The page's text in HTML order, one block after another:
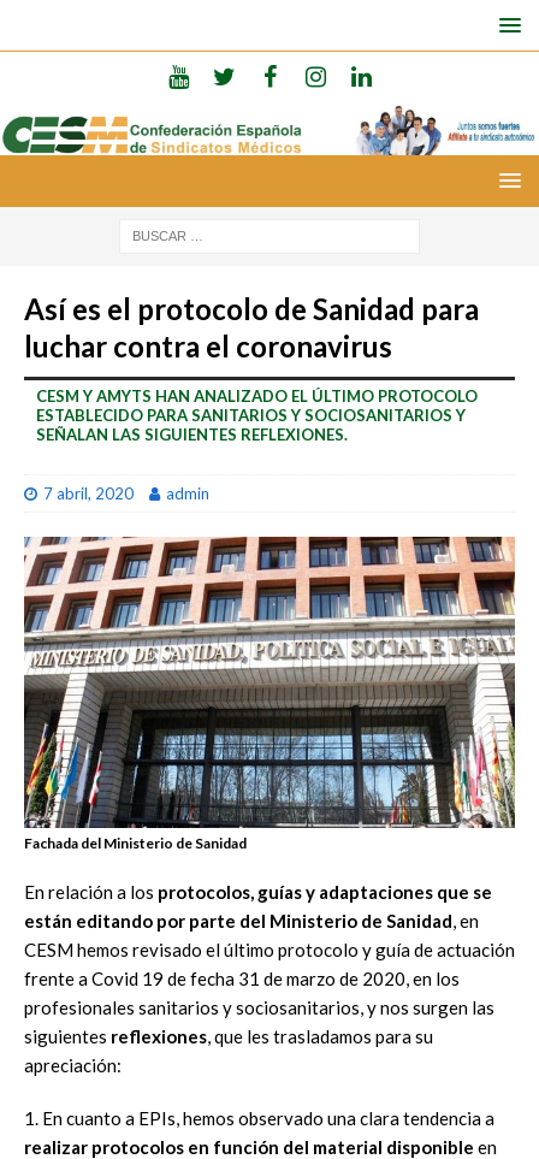
Así es el protocolo de Sanidad para
luchar contra el coronavirus
CESM Y AMYTS HAN ANALIZADO EL ÚLTIMO PROTOCOLO
ESTABLECIDO PARA SANITARIOS Y SOCIOSANITARIOS Y
SEÑALAN LAS SIGUIENTES REFLEXIONES.
7 abril, 2020 admin
Fachada del Ministerio de Sanidad
En relación a los protocolos, guías y adaptaciones que se
están editando por parte del Ministerio de Sanidad, en
CESM hemos revisado el último protocolo y guía de actuación
frente a Covid 19 de fecha 31 de marzo de 2020, en los
profesionales sanitarios y sociosanitarios, y nos surgen las
siguientes reflexiones, que les trasladamos para su
apreciación:
1. En cuanto a EPIs, hemos observado una clara tendencia a
realizar protocolos en función del material disponible en